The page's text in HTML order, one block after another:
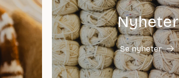
Nyheter
Se nyheter